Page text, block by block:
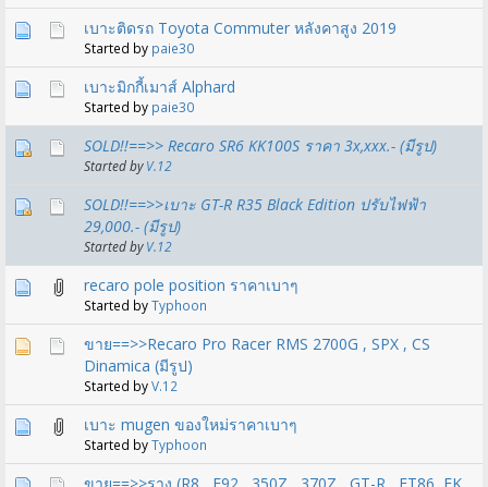
เบาะติดรถ Toyota Commuter หลังคาสูง 2019
Started by paie30
เบาะมิกกี้เมาส์ Alphard
Started by paie30
SOLD!!==>> Recaro SR6 KK100S ราคา 3x,xxx.- (มีรูป)
Started byV.12
SOLD!!==>>เบาะ GT-R R35 Black Edition ปรับไฟฟ้า
29,000.- (มีรูป)
Started byV.12
recaro pole position ราคาเบาๆ
Started byTyphoon
ขาย==>>Recaro Pro Racer RMS 2700G , SPX , CS
Dinamica (มีรูป)
Started byV.12
เบาะ mugen ของใหม่ราคาเบาๆ
Started byTyphoon